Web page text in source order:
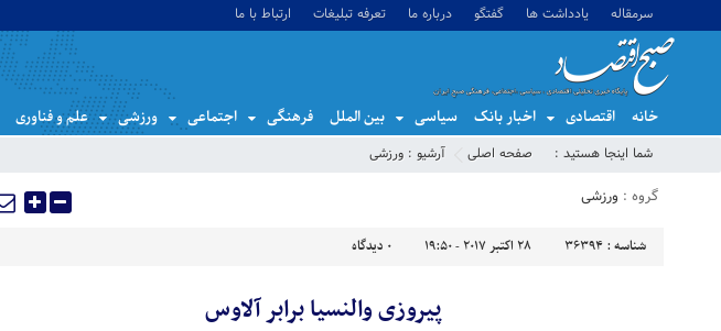
سرمقاله یادداشت ها گفتگو درباره ما تعرفه تبلیغات ارتباط با ما
خانه اقتصادی اخبار بانک سیاسی بین الملل فرهنگی اجتماعی ورزشی علم و فناوری
شما اینجا هستید : صفحه اصلی آرشیو : ورزشی
گروه : ورزشی
شناسه : 36394 28 اکتبر 2017 - 19:50 0 دیدگاه
پیروزی والنسیا برابر آلاوس